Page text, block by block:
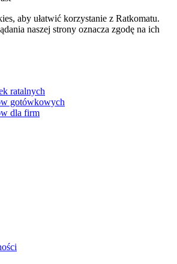
aby ułatwić korzystanie z Ratkomatu.
naszej strony oznacza zgodę na ich
ratalnych
gotówkowych
dla firm